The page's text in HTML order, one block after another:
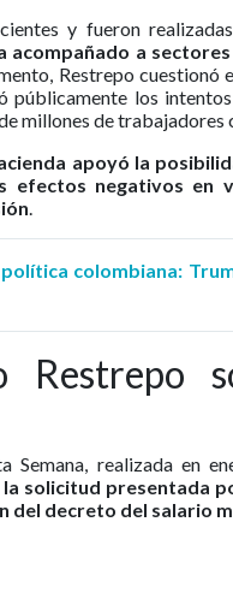
y fueron
acompañado a
Restrepo
los
millones de trabajadores
apoyó la
negativos en
.
colombiana:
Restrepo
Semana, realizada en
solicitud presentada
del decreto del salario